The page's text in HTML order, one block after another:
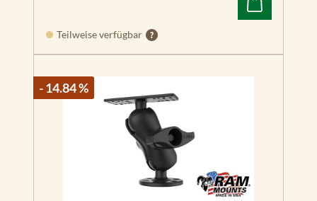
Teilweise verfügbar
- 14.84 %